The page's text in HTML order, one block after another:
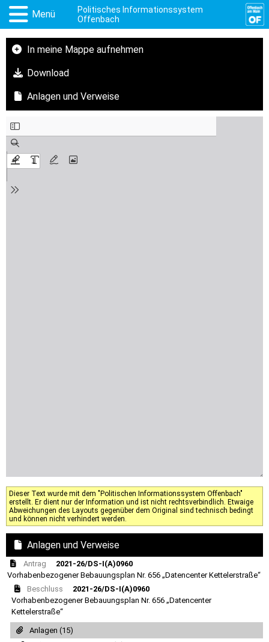
Menü
Politisches Informationssystem
Offenbach
In meine Mappe aufnehmen
Download
Anlagen und Verweise
Dieser Text wurde mit dem "Politischen Informationssystem Offenbach"
erstellt. Er dient nur der Information und ist nicht rechtsverbindlich. Etwaige
Abweichungen des Layouts gegenüber dem Original sind technisch bedingt
und können nicht verhindert werden.
Anlagen und Verweise
Antrag
2021-26/DS-I(A)0960
Vorhabenbezogener Bebauungsplan Nr. 656 „Datencenter Kettelerstraße“
Beschluss
2021-26/DS-I(A)0960
Vorhabenbezogener Bebauungsplan Nr. 656 „Datencenter
Kettelerstraße“
Anlagen (15)